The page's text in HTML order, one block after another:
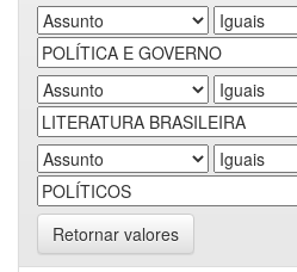
Retornar valores